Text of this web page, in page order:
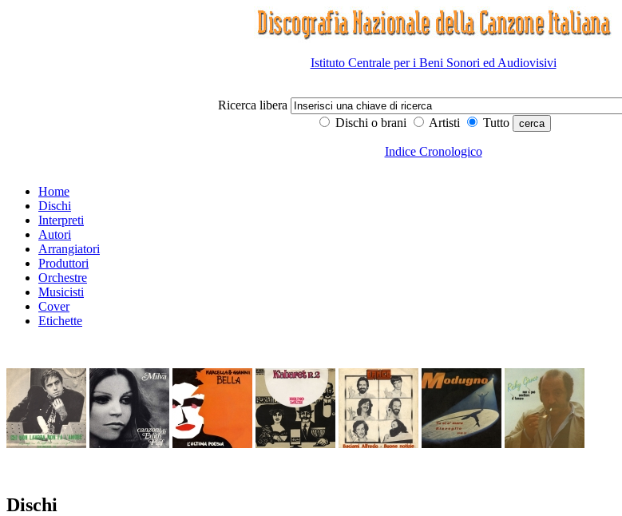
Istituto Centrale per i Beni Sonori ed Audiovisivi
Ricerca libera
Dischi o brani
Artisti Tutto
Indice Cronologico
Home
Dischi
Interpreti
Autori
Arrangiatori
Produttori
Orchestre
Musicisti
Cover
Etichette
Dischi